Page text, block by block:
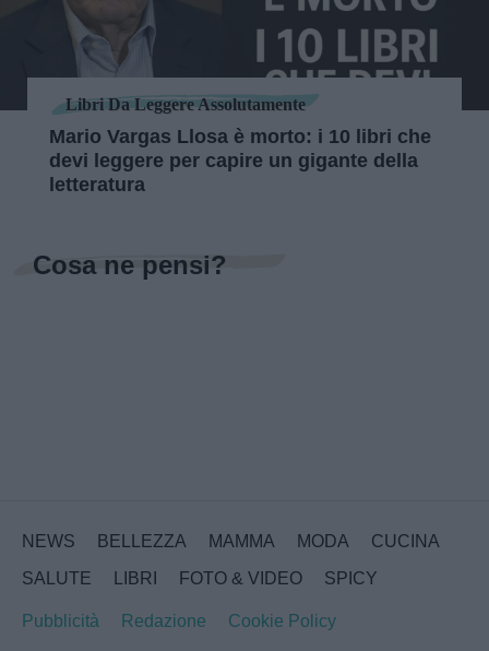
Libri Da Leggere Assolutamente
Mario Vargas Llosa è morto: i 10 libri che
devi leggere per capire un gigante della
letteratura
Cosa ne pensi?
NEWS BELLEZZA MAMMA MODA
CUCINA
SALUTE
LIBRI FOTO & VIDEO SPICY
Pubblicità Redazione
Cookie Policy